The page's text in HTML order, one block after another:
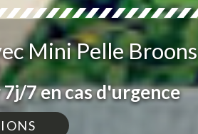
Mini Pelle Broons
7 en cas d'urgence